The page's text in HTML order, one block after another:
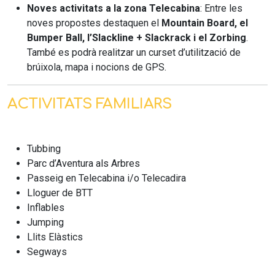
Noves activitats a la zona Telecabina: Entre les
noves propostes destaquen el Mountain Board, el
Bumper Ball, l’Slackline + Slackrack i el Zorbing.
També es podrà realitzar un curset d’utilització de
brúixola, mapa i nocions de GPS.
ACTIVITATS FAMILIARS
Tubbing
Parc d’Aventura als Arbres
Passeig en Telecabina i/o Telecadira
Lloguer de BTT
Inflables
Jumping
Llits Elàstics
Segways